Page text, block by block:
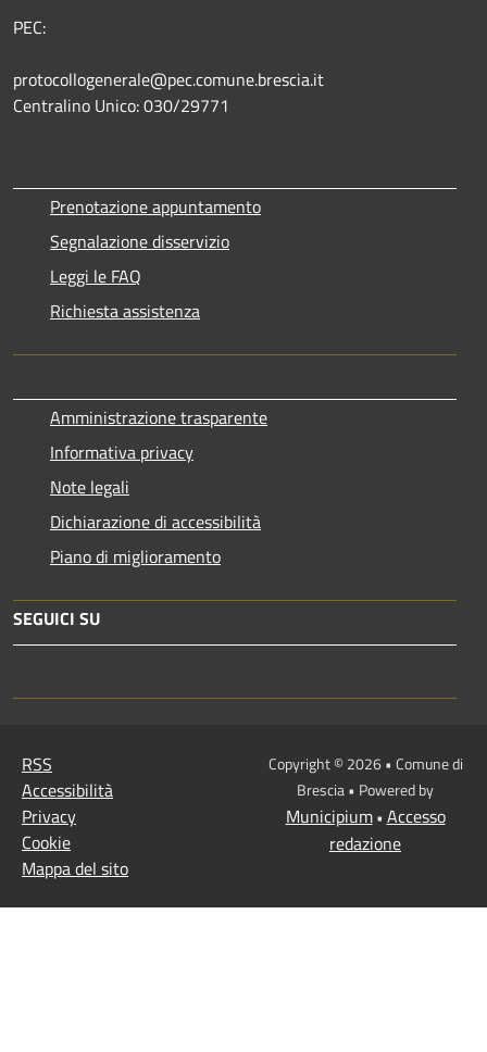
PEC:
protocollogenerale@pec.comune.brescia.it
Centralino Unico: 030/29771
Prenotazione appuntamento
Segnalazione disservizio
Leggi le FAQ
Richiesta assistenza
Amministrazione trasparente
Informativa privacy
Note legali
Dichiarazione di accessibilità
Piano di miglioramento
SEGUICI SU
RSS
Accessibilità
Privacy
Cookie
Mappa del sito
Copyright © 2026 • Comune di
Brescia • Powered by
Municipium• Accesso
redazione